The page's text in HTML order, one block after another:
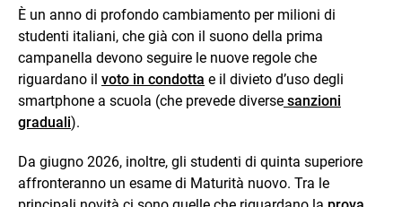
È un anno di profondo cambiamento per milioni di
studenti italiani, che già con il suono della prima
campanella devono seguire le nuove regole che
riguardano il voto in condotta e il divieto d’uso degli
smartphone a scuola (che prevede diverse sanzioni
graduali).
Da giugno 2026, inoltre, gli studenti di quinta superiore
affronteranno un esame di Maturità nuovo. Tra le